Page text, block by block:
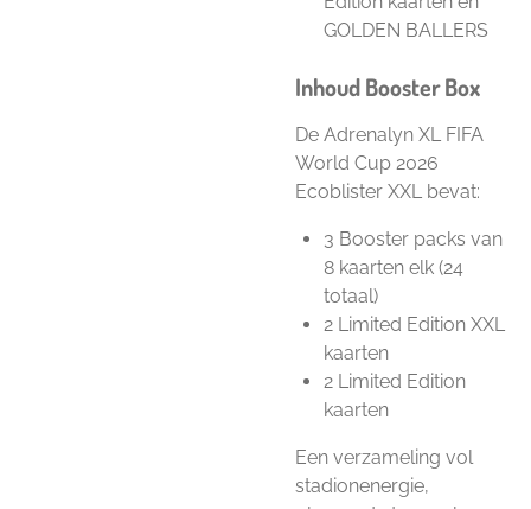
GOLDEN BALLERS
Inhoud Booster Box
De Adrenalyn XL FIFA
World Cup 2026
Ecoblister XXL bevat:
3 Booster packs van
8 kaarten elk (24
totaal)
2 Limited Edition XXL
kaarten
2 Limited Edition
kaarten
Een verzameling vol
stadionenergie,